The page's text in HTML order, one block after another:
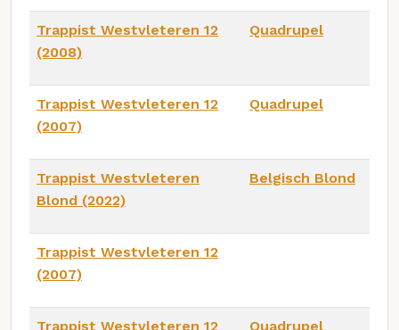
Trappist Westvleteren 12
(2008)
Quadrupel
Trappist Westvleteren 12
(2007)
Quadrupel
Trappist Westvleteren
Blond (2022)
Belgisch Blond
Trappist Westvleteren 12
(2007)
Trappist Westvleteren 12 Quadrupel